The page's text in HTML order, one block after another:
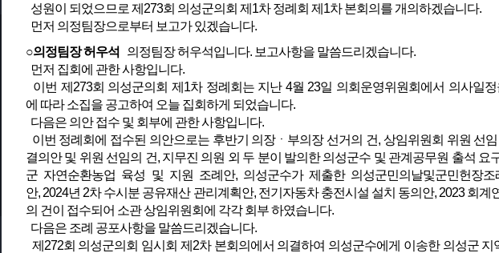
성원이 되었으므로 제273회 의성군의회 제1차 정례회 제1차 본회의를 개의하겠습니다.
먼저 의정팀장으로부터 보고가 있겠습니다.
○의정팀장 허우석
의정팀장 허우석입니다. 보고사항을 말씀드리겠습니다.
먼저 집회에 관한 사항입니다.
이번 제273회 의성군의회 제1차 정례회는 지난 4월 23일 의회운영위원회에서 의사일
에 따라 소집을 공고하여 오늘 집회하게 되었습니다.
다음은 의안 접수 및 회부에 관한 사항입니다.
이번 정례회에 접수된 의안으로는 후반기 의장ㆍ부의장 선거의 건, 상임위원회 위원 선
결의안 및 위원 선임의 건, 지무진 의원 외 두 분이 발의한 의성군수 및 관계공무원 출석 요
군 자연순환농업 육성 및 지원 조례안, 의성군수가 제출한 의성군민의날및군민헌장
안, 2024년 2차 수시분 공유재산 관리계획안, 전기자동차 충전시설 설치 동의안, 2023 회계
의 건이 접수되어 소관 상임위원회에 각각 회부 하였습니다.
다음은 조례 공포사항을 말씀드리겠습니다.
제272회 의성군의회 임시회 제2차 본회의에서 의결하여 의성군수에게 이송한 의성군